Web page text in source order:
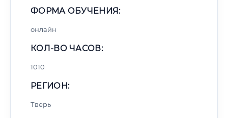
ФОРМА ОБУЧЕНИЯ:
онлайн
КОЛ-ВО ЧАСОВ:
1010
РЕГИОН:
Тверь